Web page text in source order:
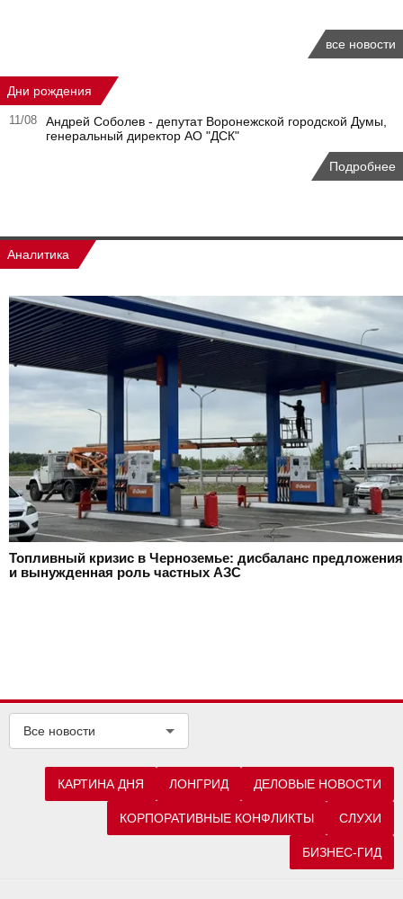
все новости
Дни рождения
11/08
Андрей Соболев - депутат Воронежской городской Думы,
генеральный директор АО "ДСК"
Подробнее
Аналитика
Топливный кризис в Черноземье: дисбаланс предложения
и вынужденная роль частных АЗС
Все новости
КАРТИНА ДНЯ ЛОНГРИД ДЕЛОВЫЕ НОВОСТИ
КОРПОРАТИВНЫЕ КОНФЛИКТЫ СЛУХИ
БИЗНЕС-ГИД